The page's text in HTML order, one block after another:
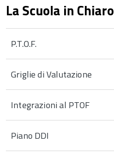
La Scuola in Chiaro
P.T.O.F.
Griglie di Valutazione
Integrazioni al PTOF
Piano DDI